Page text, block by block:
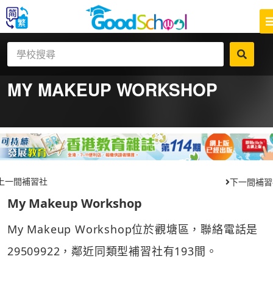
MY MAKEUP WORKSHOP
一間補習社 下一間補
My Makeup Workshop
My Makeup Workshop位於觀塘區，聯絡電話是
29509922，鄰近同類型補習社有193間。